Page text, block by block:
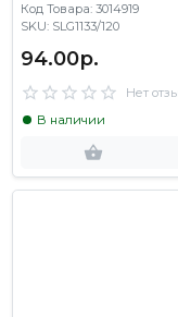
Код Товара: 3014919
SKU: SLG1133/120
94.00р.
Нет
В наличии